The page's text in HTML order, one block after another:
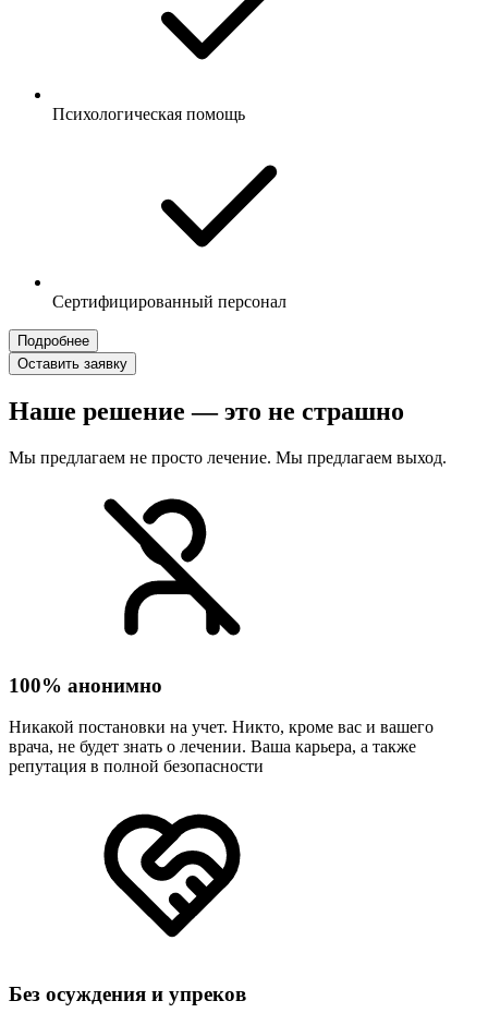
Психологическая помощь
Сертифицированный персонал
Подробнее
Оставить заявку
Наше решение — это не страшно
Мы предлагаем не просто лечение. Мы предлагаем выход.
100% анонимно
Никакой постановки на учет. Никто, кроме вас и вашего
врача, не будет знать о лечении. Ваша карьера, а также
репутация в полной безопасности
Без осуждения и упреков